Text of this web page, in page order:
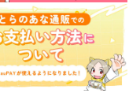
まい
472円（税込）
雑渡昆奈門×善法寺伊作
サンプル